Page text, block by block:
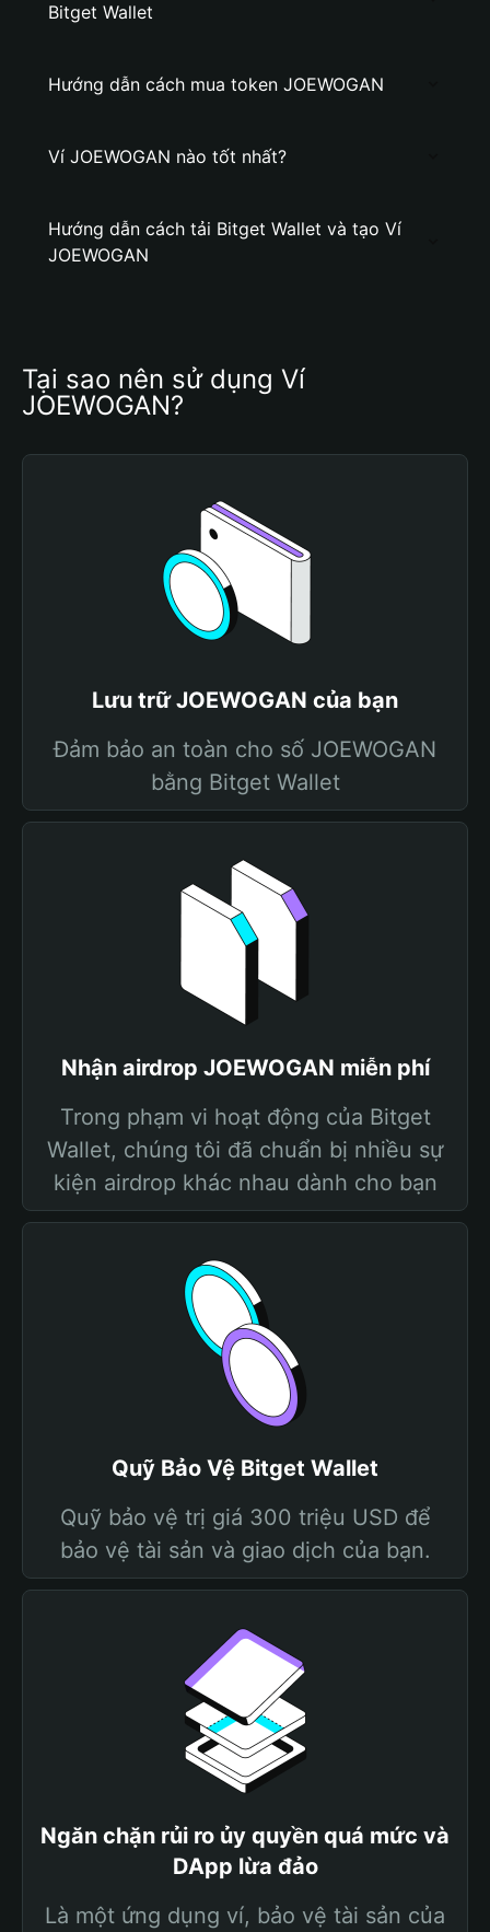
Bitget Wallet
Hướng dẫn cách mua token JOEWOGAN
Ví JOEWOGAN nào tốt nhất?
Hướng dẫn cách tải Bitget Wallet và tạo Ví
JOEWOGAN
Tại sao nên sử dụng Ví
JOEWOGAN?
Lưu trữ JOEWOGAN của bạn
Đảm bảo an toàn cho số JOEWOGAN
bằng Bitget Wallet
Nhận airdrop JOEWOGAN miễn phí
Trong phạm vi hoạt động của Bitget
Wallet, chúng tôi đã chuẩn bị nhiều sự
kiện airdrop khác nhau dành cho bạn
Quỹ Bảo Vệ Bitget Wallet
Quỹ bảo vệ trị giá 300 triệu USD để
bảo vệ tài sản và giao dịch của bạn.
Ngăn chặn rủi ro ủy quyền quá mức và
DApp lừa đảo
Là một ứng dụng ví, bảo vệ tài sản của